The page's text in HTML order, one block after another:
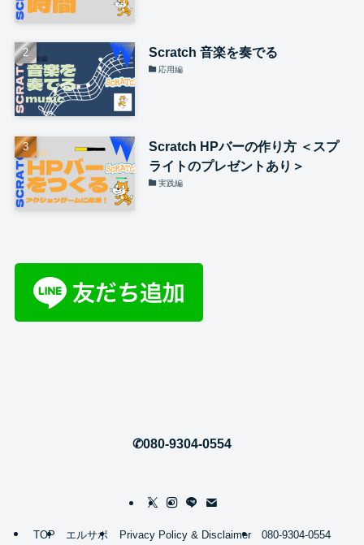
Scratch 音楽を奏でる
応用編
Scratch HPバーの作り方 ＜スプ
ライトのプレゼントあり＞
実践編
✆080-9304-0554
TOP エルサポ Privacy Policy & Disclaimer 080-9304-0554